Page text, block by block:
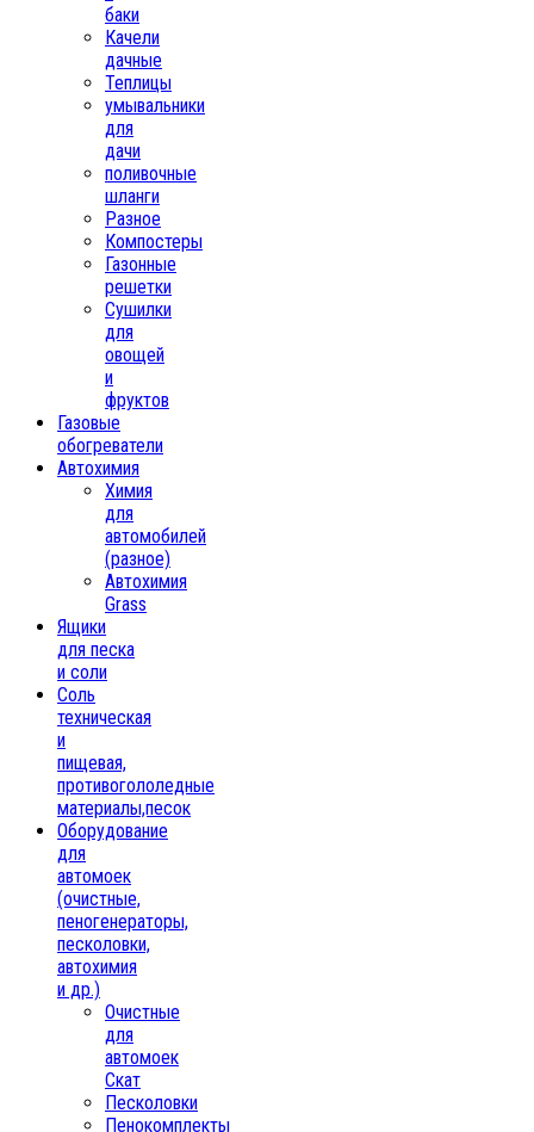
баки
Качели
дачные
Теплицы
умывальники
для
дачи
поливочные
шланги
Разное
Компостеры
Газонные
решетки
Сушилки
для
овощей
и
фруктов
Газовые
обогреватели
Автохимия
Химия
для
автомобилей
(разное)
Автохимия
Grass
Ящики
для песка
и соли
Соль
техническая
и
пищевая,
противогололедные
материалы,песок
Oборудование
для
автомоек
(очистные,
пеногенераторы,
песколовки,
автохимия
и др.)
Очистные
для
автомоек
Скат
Песколовки
Пенокомплекты